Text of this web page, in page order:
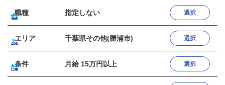
職種 指定しない 選択
エリア 千葉県その他(勝浦市) 選択
条件 月給 15万円以上 選択